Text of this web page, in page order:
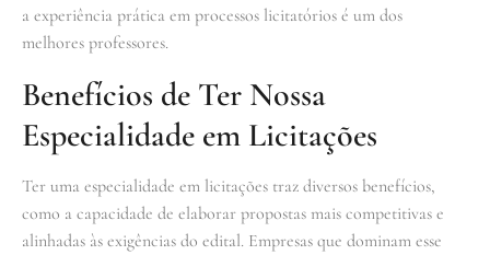
a experiência prática em processos licitatórios é um dos
melhores professores.
Benefícios de Ter Nossa
Especialidade em Licitações
Ter uma especialidade em licitações traz diversos benefícios,
como a capacidade de elaborar propostas mais competitivas e
alinhadas às exigências do edital. Empresas que dominam esse